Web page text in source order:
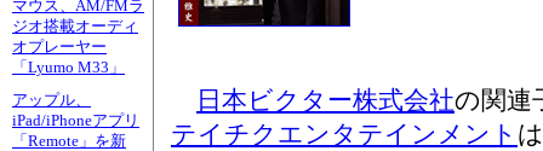
マウス、AM/FMラ
ジオ搭載オーディ
オプレーヤー
「Lyumo M33」
アップル、
iPad/iPhoneアプリ
「Remote」を新
日本ビクター株式会社の関連
テイチクエンタテインメント